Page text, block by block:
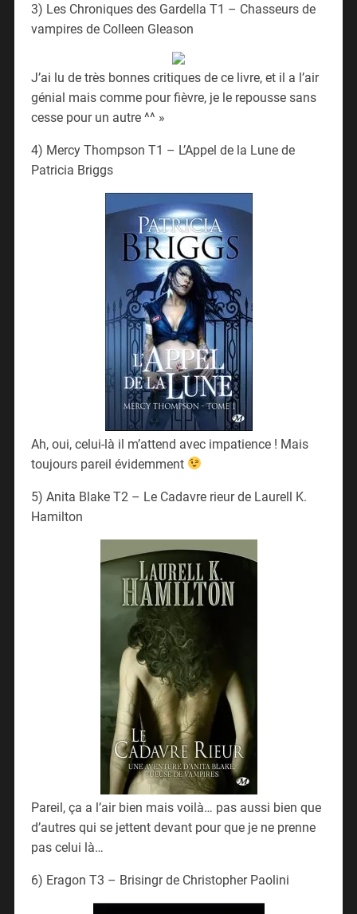
3) Les Chroniques des Gardella T1 – Chasseurs de
vampires de Colleen Gleason
J’ai lu de très bonnes critiques de ce livre, et il a l’air
génial mais comme pour fièvre, je le repousse sans
cesse pour un autre ^^ »
4) Mercy Thompson T1 – L’Appel de la Lune de
Patricia Briggs
Ah, oui, celui-là il m’attend avec impatience ! Mais
toujours pareil évidemment
5) Anita Blake T2 – Le Cadavre rieur de Laurell K.
Hamilton
Pareil, ça a l’air bien mais voilà… pas aussi bien que
d’autres qui se jettent devant pour que je ne prenne
pas celui là…
6) Eragon T3 – Brisingr de Christopher Paolini